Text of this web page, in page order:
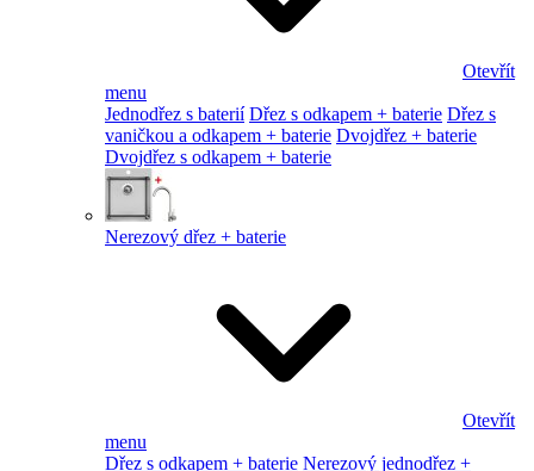
Otevřít
menu
Jednodřez s baterií Dřez s odkapem + baterie Dřez s
vaničkou a odkapem + baterie Dvojdřez + baterie
Dvojdřez s odkapem + baterie
Nerezový dřez + baterie
Otevřít
menu
Dřez s odkapem + baterie Nerezový jednodřez +